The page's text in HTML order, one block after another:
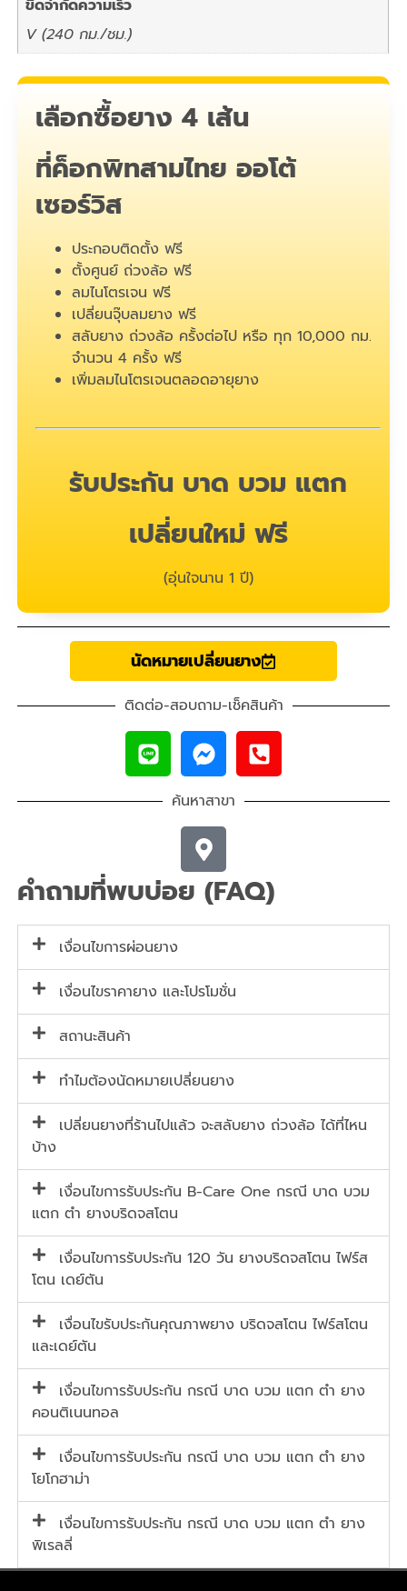
ขีดจำกัดความเร็ว
V (240 กม./ชม.)
เลือกซื้อยาง 4 เส้น
ที่ค็อกพิทสามไทย ออโต้
เซอร์วิส
ประกอบติดตั้ง ฟรี
ตั้งศูนย์ ถ่วงล้อ ฟรี
ลมไนโตรเจน ฟรี
เปลี่ยนจุ๊บลมยาง ฟรี
สลับยาง ถ่วงล้อ ครั้งต่อไป หรือ ทุก 10,000 กม.
จำนวน 4 ครั้ง ฟรี
เพิ่มลมไนโตรเจนตลอดอายุยาง
รับประกัน บาด บวม แตก
เปลี่ยนใหม่ ฟรี
(อุ่นใจนาน 1 ปี)
นัดหมายเปลี่ยนยาง
ติดต่อ-สอบถาม-เช็คสินค้า
ค้นหาสาขา
คำถามที่พบบ่อย (FAQ)
เงื่อนไขการผ่อนยาง
เงื่อนไขราคายาง และโปรโมชั่น
สถานะสินค้า
ทำไมต้องนัดหมายเปลี่ยนยาง
เปลี่ยนยางที่ร้านไปแล้ว จะสลับยาง ถ่วงล้อ ได้ที่ไหน
บ้าง
เงื่อนไขการรับประกัน B-Care One กรณี บาด บวม
แตก ตำ ยางบริดจสโตน
เงื่อนไขการรับประกัน 120 วัน ยางบริดจสโตน ไฟร์ส
โตน เดย์ตัน
เงื่อนไขรับประกันคุณภาพยาง บริดจสโตน ไฟร์สโตน
และเดย์ตัน
เงื่อนไขการรับประกัน กรณี บาด บวม แตก ตำ ยาง
คอนติเนนทอล
เงื่อนไขการรับประกัน กรณี บาด บวม แตก ตำ ยาง
โยโกฮาม่า
เงื่อนไขการรับประกัน กรณี บาด บวม แตก ตำ ยาง
พิเรลลี่